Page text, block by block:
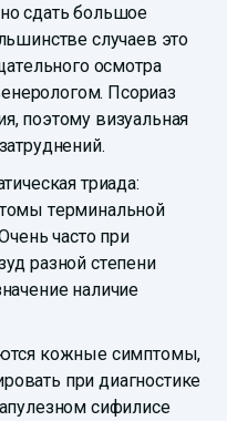
сдать большое
случаев это
осмотра
Псориаз
поэтому визуальная
триада:
терминальной
часто при
разной степени
наличие
кожные симптомы,
при диагностике
сифилисе